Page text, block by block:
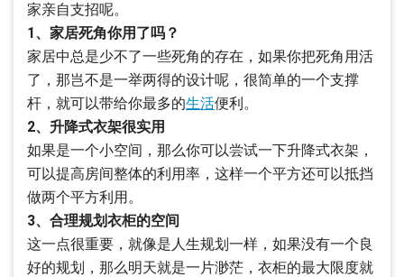
家亲自支招呢。
1、家居死角你用了吗？
家居中总是少不了一些死角的存在，如果你把死角用活
了，那岂不是一举两得的设计呢，很简单的一个支撑
杆，就可以带给你最多的生活便利。
2、升降式衣架很实用
如果是一个小空间，那么你可以尝试一下升降式衣架，
可以提高房间整体的利用率，这样一个平方还可以抵挡
做两个平方利用。
3、合理规划衣柜的空间
这一点很重要，就像是人生规划一样，如果没有一个良
好的规划，那么明天就是一片渺茫，衣柜的最大限度就